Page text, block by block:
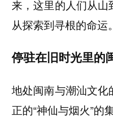
来，这里的人们从山
从探索到寻根的命运。
停驻在旧时光里的
地处闽南与潮汕文
正的“神仙与烟火”的